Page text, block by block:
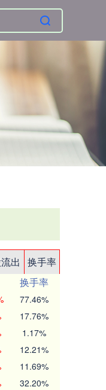
出
换手率
换手率
77.46%
17.76%
1.17%
12.21%
11.69%
32.20%